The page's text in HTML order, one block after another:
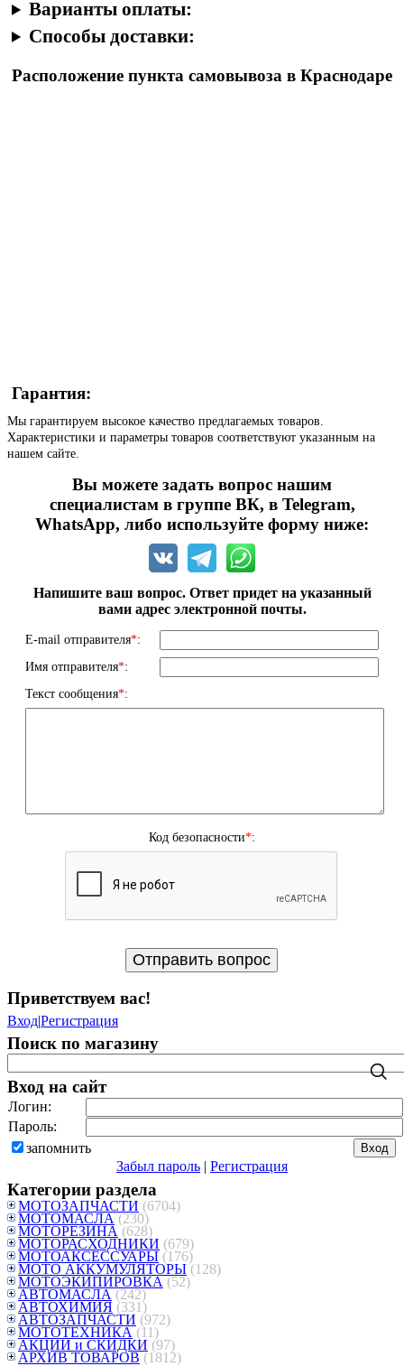
Варианты оплаты:
Способы доставки:
Расположение пункта самовывоза в Краснодаре
Гарантия:
Мы гарантируем высокое качество предлагаемых товаров.
Характеристики и параметры товаров соответствуют указанным на
нашем сайте.
Вы можете задать вопрос нашим
специалистам в группе ВК, в Telegram,
WhatsApp, либо используйте форму ниже:
Напишите ваш вопрос. Ответ придет на указанный
вами адрес электронной почты.
E-mail отправителя*:
Имя отправителя*:
Текст сообщения*:
Код безопасности*:
Приветствуем вас!
Вход|Регистрация
Поиск по магазину
Вход на сайт
Логин:
Пароль:
запомнить
Забыл пароль | Регистрация
Категории раздела
МОТОЗАПЧАСТИ (6704)
МОТОМАСЛА (230)
МОТОРЕЗИНА (628)
МОТОРАСХОДНИКИ (679)
МОТОАКСЕССУАРЫ (176)
МОТО АККУМУЛЯТОРЫ (128)
МОТОЭКИПИРОВКА (52)
АВТОМАСЛА (242)
АВТОХИМИЯ (331)
АВТОЗАПЧАСТИ (972)
МОТОТЕХНИКА (11)
АКЦИИ и СКИДКИ (97)
АРХИВ ТОВАРОВ (1812)